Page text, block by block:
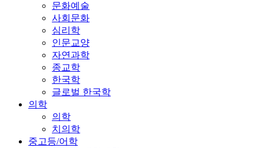
문화예술
사회문화
심리학
인문교양
자연과학
종교학
한국학
글로벌 한국학
의학
의학
치의학
중고등/어학